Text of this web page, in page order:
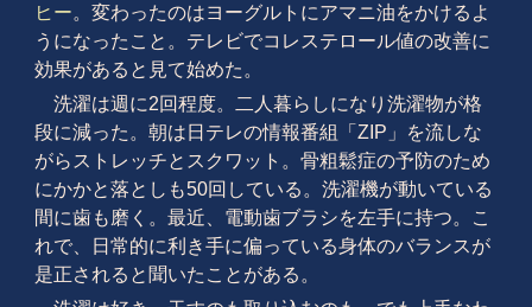
ヒー。変わったのはヨーグルトにアマニ油をかけるよ
うになったこと。テレビでコレステロール値の改善に
効果があると見て始めた。
洗濯は週に2回程度。二人暮らしになり洗濯物が格
段に減った。朝は日テレの情報番組「ZIP」を流しな
がらストレッチとスクワット。骨粗鬆症の予防のため
にかかと落としも50回している。洗濯機が動いている
間に歯も磨く。最近、電動歯ブラシを左手に持つ。こ
れで、日常的に利き手に偏っている身体のバランスが
是正されると聞いたことがある。